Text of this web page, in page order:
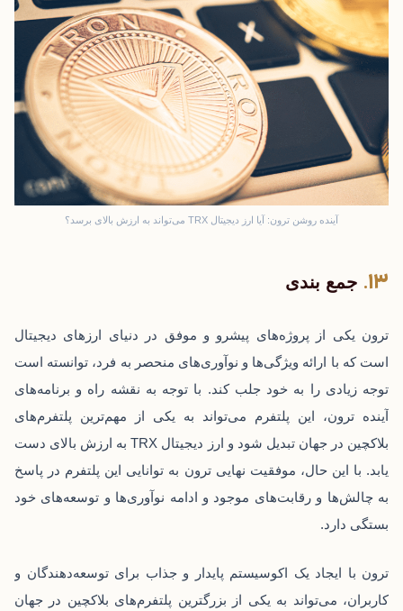
آینده روشن ترون: آیا ارز دیجیتال TRX می‌تواند به ارزش بالای برسد؟
جمع بندی
ترون یکی از پروژه‌های پیشرو و موفق در دنیای ارزهای دیجیتال
است که با ارائه ویژگی‌ها و نوآوری‌های منحصر به فرد، توانسته است
توجه زیادی را به خود جلب کند. با توجه به نقشه راه و برنامه‌های
آینده ترون، این پلتفرم می‌تواند به یکی از مهم‌ترین پلتفرم‌های
بلاکچین در جهان تبدیل شود و ارز دیجیتال TRX به ارزش بالای دست
یابد. با این حال، موفقیت نهایی ترون به توانایی این پلتفرم در پاسخ
به چالش‌ها و رقابت‌های موجود و ادامه نوآوری‌ها و توسعه‌های خود
بستگی دارد.
ترون با ایجاد یک اکوسیستم پایدار و جذاب برای توسعه‌دهندگان و
کاربران، می‌تواند به یکی از بزرگترین پلتفرم‌های بلاکچین در جهان